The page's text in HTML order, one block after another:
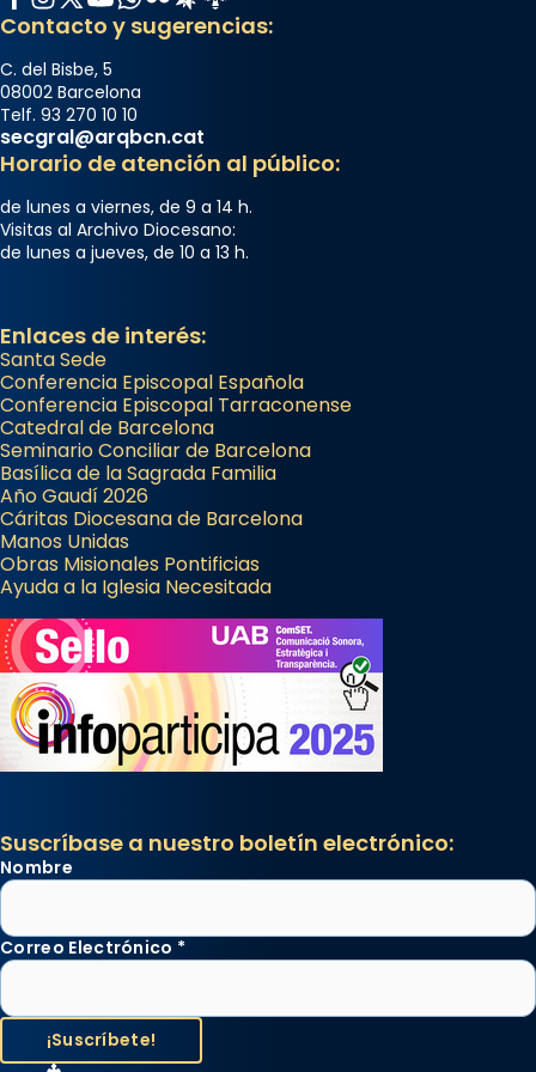
Contacto y sugerencias:
C. del Bisbe, 5
08002 Barcelona
Telf. 93 270 10 10
secgral@arqbcn.cat
Horario de atención al público:
de lunes a viernes, de 9 a 14 h.
Visitas al Archivo Diocesano:
de lunes a jueves, de 10 a 13 h.
Enlaces de interés:
Santa Sede
Conferencia Episcopal Española
Conferencia Episcopal Tarraconense
Catedral de Barcelona
Seminario Conciliar de Barcelona
Basílica de la Sagrada Familia
Año Gaudí 2026
Cáritas Diocesana de Barcelona
Manos Unidas
Obras Misionales Pontificias
Ayuda a la Iglesia Necesitada
Suscríbase a nuestro boletín electrónico:
Nombre
Correo Electrónico *